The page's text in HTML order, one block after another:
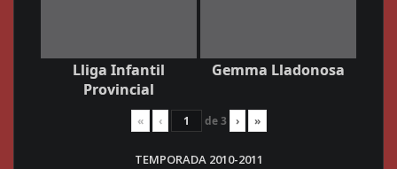
Lliga Infantil
Provincial
Gemma Lladonosa
« ‹ de3 › »
TEMPORADA 2010-2011